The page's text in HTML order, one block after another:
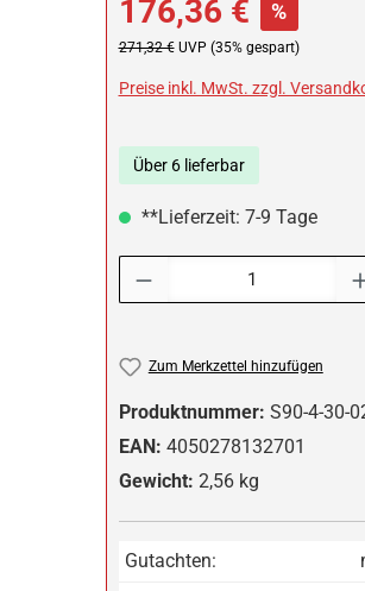
176,36 € %
Regulärer Preis:
271,32 € UVP (35% gespart)
Preise inkl. MwSt. zzgl.
Über 6 lieferbar
**Lieferzeit: 7-9 Tage
Zum Merkzettel hinzufügen
Produktnummer: S90-4-30-
EAN: 4050278132701
Gewicht: 2,56 kg
Gutachten: